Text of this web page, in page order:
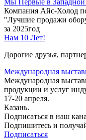
Мы Первые в
Компания Айс-Холод
"Лучшие продажи
за 2025год
Нам 10 Лет!
Дорогие друзья,
Международная
Международная
продукции и услуг
17-20 апреля.
Казань.
Подписаться в наш
Подпишитесь и
Подписаться